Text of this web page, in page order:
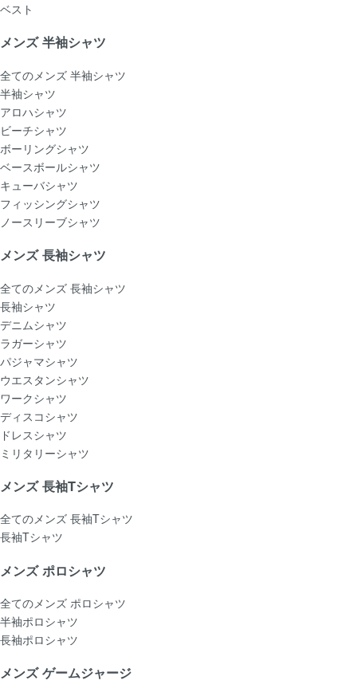
ベスト
メンズ 半袖シャツ
全てのメンズ 半袖シャツ
半袖シャツ
アロハシャツ
ビーチシャツ
ボーリングシャツ
ベースボールシャツ
キューバシャツ
フィッシングシャツ
ノースリーブシャツ
メンズ 長袖シャツ
全てのメンズ 長袖シャツ
長袖シャツ
デニムシャツ
ラガーシャツ
パジャマシャツ
ウエスタンシャツ
ワークシャツ
ディスコシャツ
ドレスシャツ
ミリタリーシャツ
メンズ 長袖Tシャツ
全てのメンズ 長袖Tシャツ
長袖Tシャツ
メンズ ポロシャツ
全てのメンズ ポロシャツ
半袖ポロシャツ
長袖ポロシャツ
メンズ ゲームジャージ